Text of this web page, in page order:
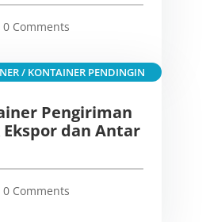
Comments
Pengiriman
dan Antar
/ KONTAINER PENDINGIN
Comments